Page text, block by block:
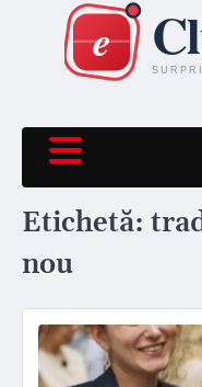
content
Etichetă:
nou